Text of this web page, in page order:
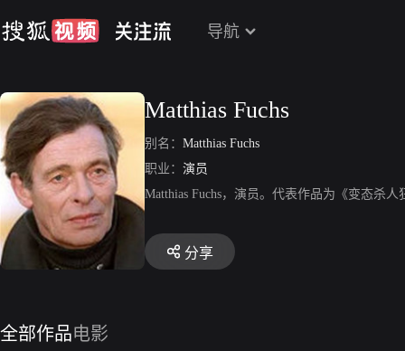
导航
Matthias Fuchs
别名： Matthias Fuchs
职业： 演员
Matthias Fuchs，演员。代表作品为《变态杀
分享
全部作品电影